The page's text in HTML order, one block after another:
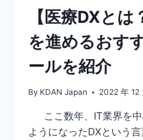
よ
【医療DXと
を進めるおす
ールを紹介
By KDAN Japan 2022 年 12
ここ数年、IT業界を中
ようになったDXという